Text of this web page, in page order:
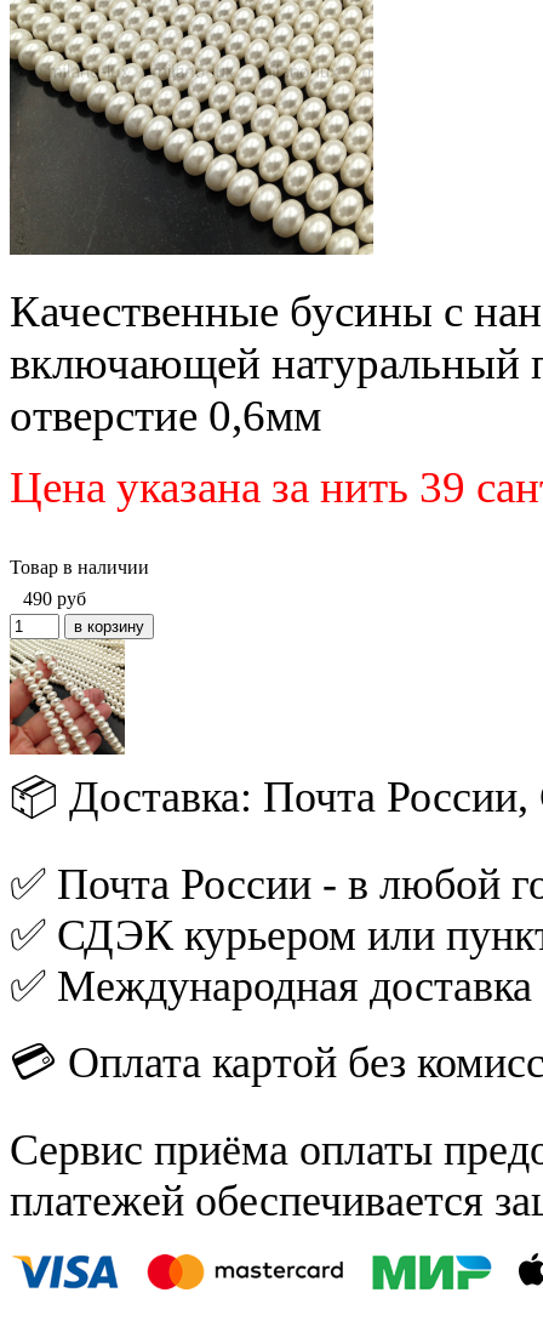
Качественные бусины с
включающей натуральный
отверстие 0,6мм
Цена указана за нить 39
Товар в наличии
490 руб
📦 Доставка: Почта
✅ Почта России - в любой
✅ СДЭК курьером или
✅ Международная
💳 Оплата картой без
Сервис приёма оплаты
платежей обеспечивается